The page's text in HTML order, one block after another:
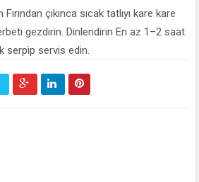
çıkınca sıcak tatlıyı kare kare
gezdirin. Dinlendirin En az 1–2 saat
serpip servis edin.